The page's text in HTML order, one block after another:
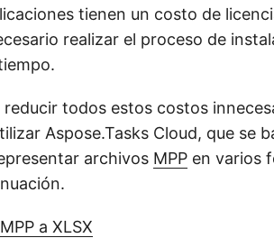
tienen un costo de
realizar el proceso de
todos estos costos
Aspose.Tasks Cloud, que se
archivos MPP en varios
a XLSX